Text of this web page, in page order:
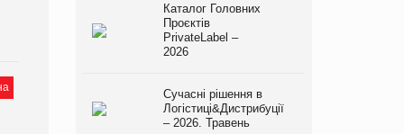
Каталог Головних
Проєктів
PrivateLabel –
2026
Сучасні рішення в
Логістиці&Дистрибуції
– 2026. Травень